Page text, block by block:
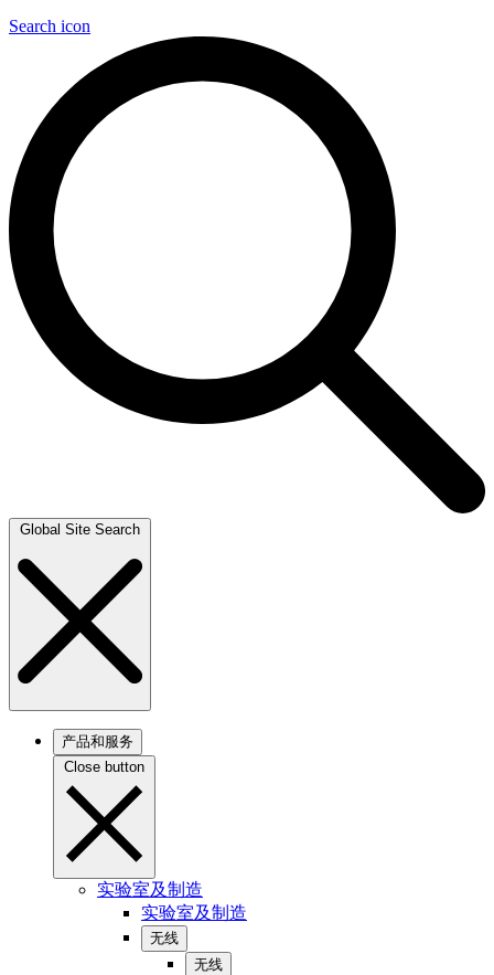
Search icon
Global Site Search
产品和服务
Close button
实验室及制造
实验室及制造
无线
无线